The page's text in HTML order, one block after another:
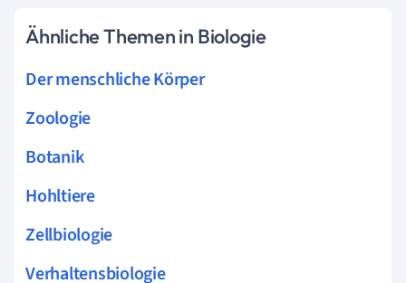
Ähnliche Themen in Biologie
Der menschliche Körper
Zoologie
Botanik
Hohltiere
Zellbiologie
Verhaltensbiologie